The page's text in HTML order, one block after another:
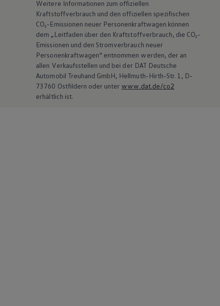
Weitere Informationen zum offiziellen
Kraftstoffverbrauch und den offiziellen spezifischen
CO₂-Emissionen neuer Personenkraftwagen können
dem „Leitfaden über den Kraftstoffverbrauch, die CO₂-
Emissionen und den Stromverbrauch neuer
Personenkraftwagen“ entnommen werden, der an
allen Verkaufsstellen und bei der DAT Deutsche
Automobil Treuhand GmbH, Hellmuth-Hirth-Str. 1, D-
73760 Ostfildern oder unter www.dat.de/co2
erhältlich ist.